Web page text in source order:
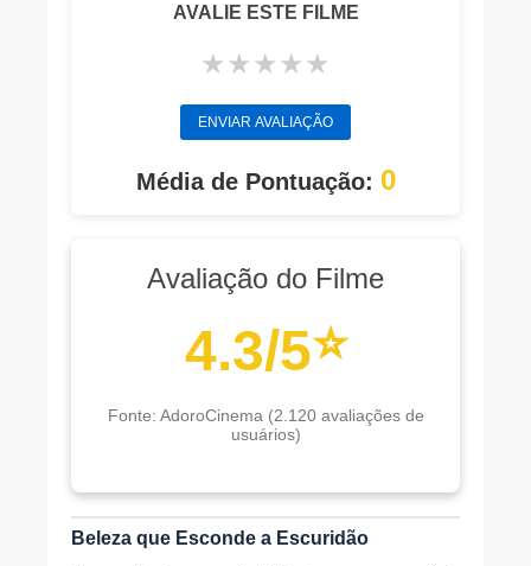
AVALIE ESTE FILME
★★★★★
ENVIAR AVALIAÇÃO
Média de Pontuação: 0
Avaliação do Filme
4.3/5⭐
Fonte: AdoroCinema (2.120 avaliações de
usuários)
Beleza que Esconde a Escuridão